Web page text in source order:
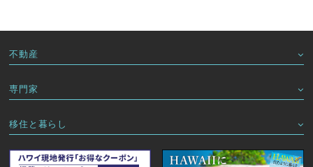
不動産
専門家
移住と暮らし